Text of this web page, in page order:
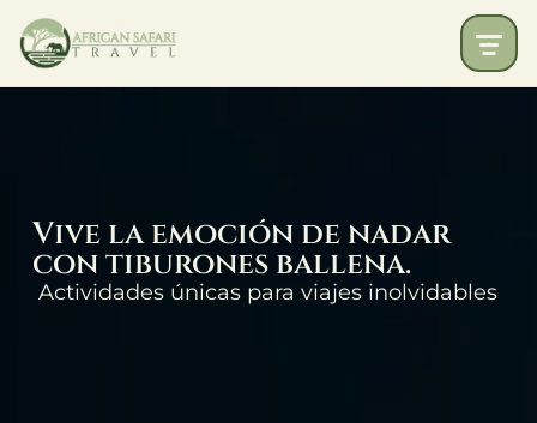
Vive la emoción de nadar
con tiburones ballena.
Actividades únicas para viajes inolvidables